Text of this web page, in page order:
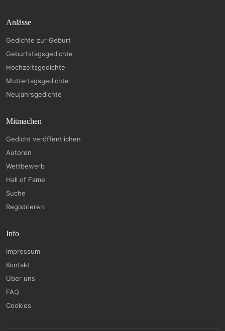
Anlässe
Gedichte zur Geburt
Geburtstagsgedichte
Hochzeitsgedichte
Muttertagsgedichte
Neujahrsgedichte
Mitmachen
Gedicht veröffentlichen
Autoren
Wettbewerb
Hall of Fame
Suche
Registrieren
Info
Impressum
Kontakt
Über uns
FAQ
Cookies